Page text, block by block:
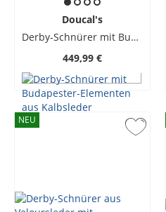
Doucal's
Derby-Schnürer mit Budapester-Elementen aus Kalbsleder
449,99 €
NEU